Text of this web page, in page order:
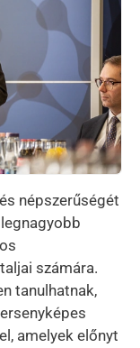
népszerűségét
számára.
tanulhatnak,
amelyek előnyt